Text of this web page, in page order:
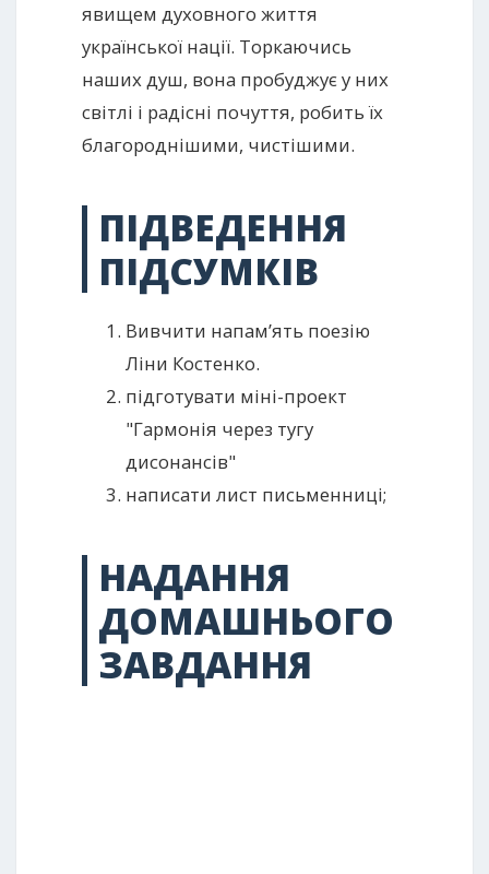
явищем духовного життя
української нації. Торкаючись
наших душ, вона пробуджує у них
світлі і радісні почуття, робить їх
благороднішими, чистішими.
ПІДВЕДЕННЯ
ПІДСУМКІВ
Вивчити напам’ять поезію
Ліни Костенко.
підготувати міні-проект
"Гармонія через тугу
дисонансів"
написати лист письменниці;
НАДАННЯ
ДОМАШНЬОГО
ЗАВДАННЯ